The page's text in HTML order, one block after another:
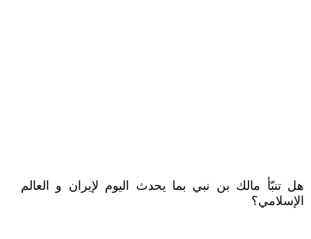
هل تنبّأ مالك بن نبي بما يحدث اليوم لإيران و العالم
الإسلامي؟